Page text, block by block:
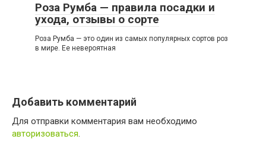
Роза Румба — правила посадки и
ухода, отзывы о сорте
Роза Румба — это один из самых популярных сортов роз
в мире. Ее невероятная
Добавить комментарий
Для отправки комментария вам необходимо
авторизоваться.